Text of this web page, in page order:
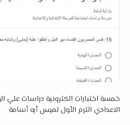
خمسة اختبارات الكترونية دراسات علي
الاعدادي الترم الأول لميس أيه أسامة